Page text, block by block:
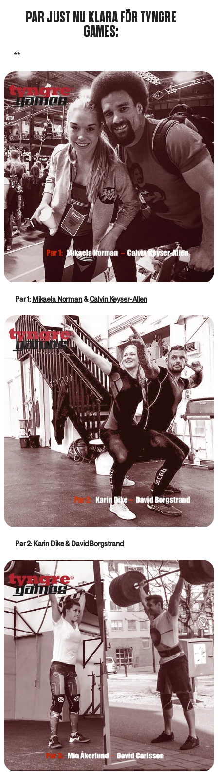
PAR JUST NU KLARA FÖR TYNGRE
GAMES:
**
Par 1: Mikaela Norman&Calvin Keyser-Allen
Par 2: Karin Dike&David Borgstrand